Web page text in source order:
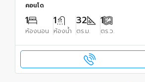
คอนโด
1
ห้องนอน
1
ห้องน้ำ
32
ตร.ม.
1
ตร.ว.